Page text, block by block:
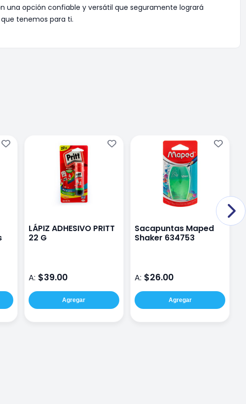
una opción confiable y versátil que seguramente logrará
que tenemos para ti.
LÁPIZ ADHESIVO PRITT
22 G
A: $39.00
Agregar
Sacapuntas Maped
Shaker 634753
A: $26.00
Agregar